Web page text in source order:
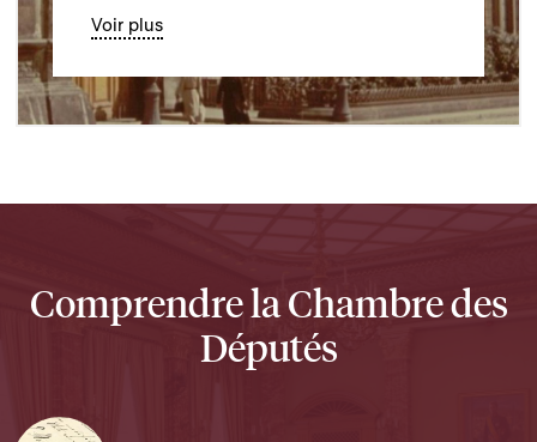
Voir plus
Comprendre la Chambre des
Députés